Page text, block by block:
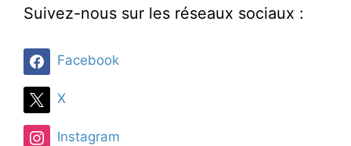
Suivez-nous sur les réseaux sociaux :
Facebook
X
Instagram